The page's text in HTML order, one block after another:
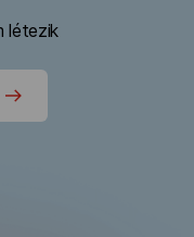
létezik